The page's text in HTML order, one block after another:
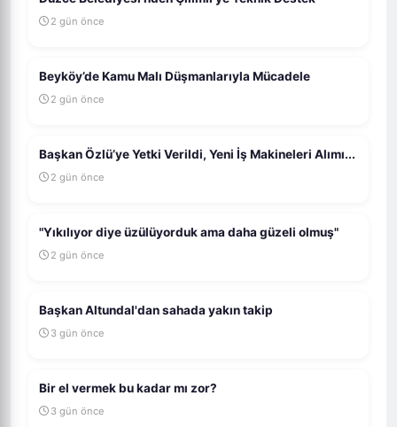
2 gün önce
Beyköy’de Kamu Malı Düşmanlarıyla Mücadele
2 gün önce
Başkan Özlü’ye Yetki Verildi, Yeni İş Makineleri Alımı...
2 gün önce
"Yıkılıyor diye üzülüyorduk ama daha güzeli olmuş"
2 gün önce
Başkan Altundal'dan sahada yakın takip
3 gün önce
Bir el vermek bu kadar mı zor?
3 gün önce